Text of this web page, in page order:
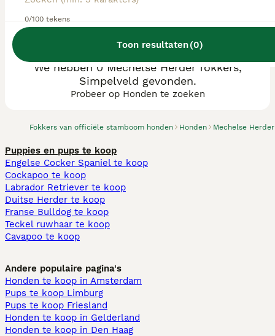
0/100 tekens
Toon resultaten(0)
Fokkers van officiële stamboom honden Honden Mechelse Herder
We hebben 0 Mechelse Herder fokkers,
Simpelveld gevonden.
Probeer op Honden te zoeken
Puppies en pups te koop
Engelse Cocker Spaniel te koop
Cockapoo te koop
Labrador Retriever te koop
Duitse Herder te koop
Franse Bulldog te koop
Teckel ruwhaar te koop
Cavapoo te koop
Andere populaire pagina's
Honden te koop in Amsterdam
Pups te koop Limburg​
Pups te koop Friesland​
Honden te koop in Gelderland
Honden te koop in Den Haag